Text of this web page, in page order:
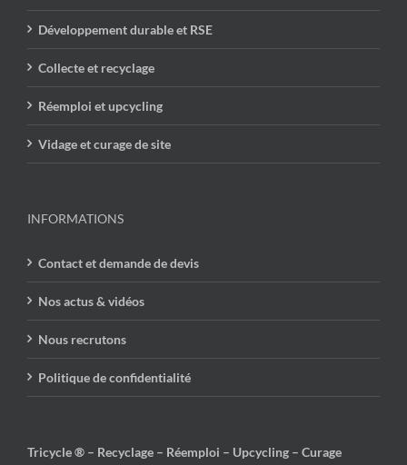
Développement durable et RSE
Collecte et recyclage
Réemploi et upcycling
Vidage et curage de site
INFORMATIONS
Contact et demande de devis
Nos actus & vidéos
Nous recrutons
Politique de confidentialité
Tricycle ® – Recyclage – Réemploi – Upcycling – Curage